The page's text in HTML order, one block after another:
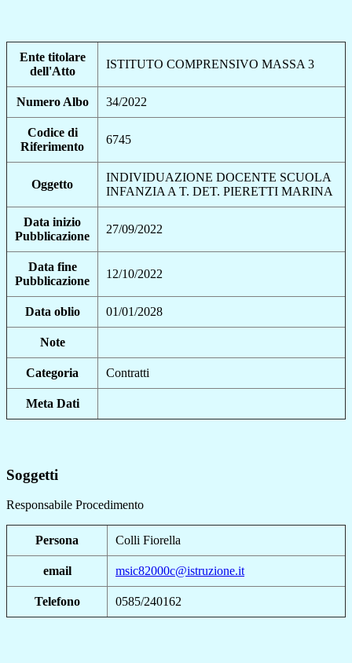
Ente titolare
dell'Atto
ISTITUTO COMPRENSIVO MASSA 3
Numero Albo 34/2022
Codice di
Riferimento
6745
Oggetto
INDIVIDUAZIONE DOCENTE SCUOLA
INFANZIA A T. DET. PIERETTI MARINA
Data inizio
Pubblicazione
27/09/2022
Data fine
Pubblicazione
12/10/2022
Data oblio 01/01/2028
Note
Categoria Contratti
Meta Dati
Soggetti
Responsabile Procedimento
Persona Colli Fiorella
email msic82000c@istruzione.it
Telefono 0585/240162